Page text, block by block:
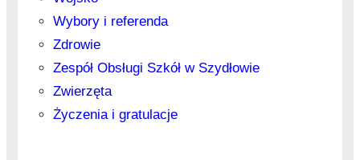
Wybory i referenda
Zdrowie
Zespół Obsługi Szkół w Szydłowie
Zwierzęta
Życzenia i gratulacje